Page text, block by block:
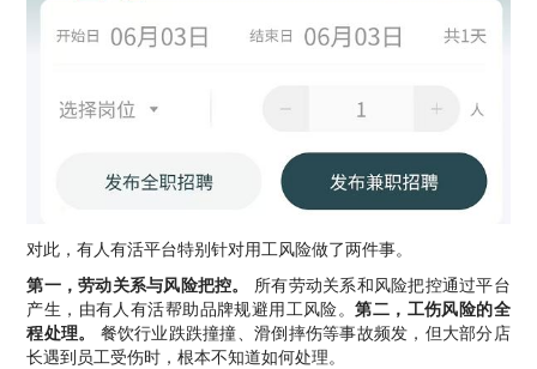
对此，有人有活平台特别针对用工风险做了两件事。
第一，劳动关系与风险把控。
所有劳动关系和风险把控通过平台
产生，由有人有活帮助品牌规避用工风险。第二，工伤风险的全
程处理。
餐饮行业跌跌撞撞、滑倒摔伤等事故频发，但大部分店
长遇到员工受伤时，根本不知道如何处理。